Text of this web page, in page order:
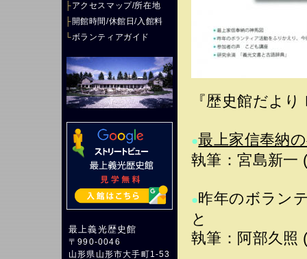
├アクセスマップ/所在地
├開館時間/休館日/入館料
└ボランティアガイド
最上義光歴史館
〒990-0046
山形県山形市大手町1-53
『歴史館だよ
●最上家信奉納
執筆：宮島新
●昨年のボラン
と
執筆：阿部久照